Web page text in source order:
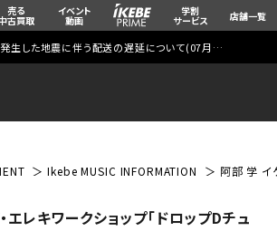
売る
古買取
イベント
動画
学割
サービス 店舗一覧
発生した地震に伴う配送の遅延について(07月29日
Ikebe MUSIC INFORMATION 阿部 学 イ
エレキワークショップ「ドロップDチュ